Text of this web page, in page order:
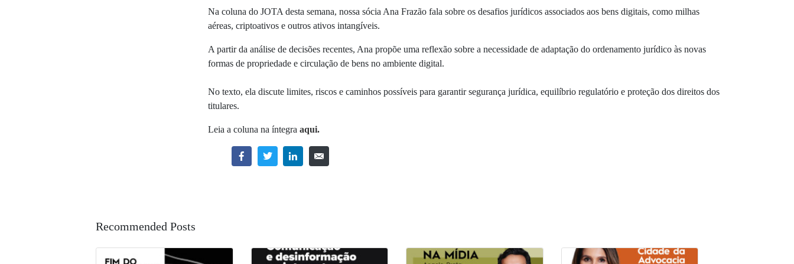
Na coluna do JOTA desta semana, nossa sócia Ana Frazão fala sobre os desafios jurídicos associados aos bens digitais, como milhas
aéreas, criptoativos e outros ativos intangíveis.
A partir da análise de decisões recentes, Ana propõe uma reflexão sobre a necessidade de adaptação do ordenamento jurídico às novas
formas de propriedade e circulação de bens no ambiente digital.
No texto, ela discute limites, riscos e caminhos possíveis para garantir segurança jurídica, equilíbrio regulatório e proteção dos direitos dos
titulares.
Leia a coluna na íntegra aqui.
Recommended Posts